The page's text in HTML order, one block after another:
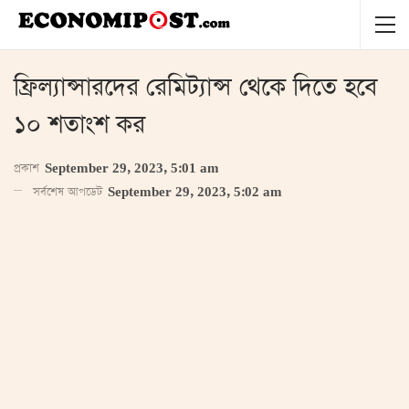
ফ্রিল্যান্সারদের রেমিট্যান্স থেকে দিতে হবে
১০ শতাংশ কর
প্রকাশ September 29, 2023, 5:01 am
সর্বশেষ আপডেট September 29, 2023, 5:02 am